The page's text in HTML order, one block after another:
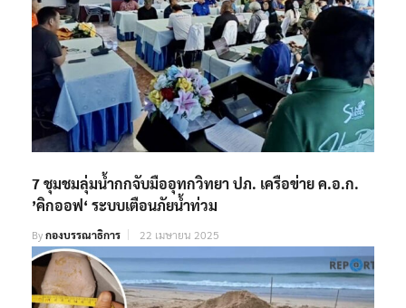
7 ชุมชมลุ่มน้ำกกจับมืออุทกวิทยา ปภ. เครือข่าย ค.อ.ก.
’คิกออฟ‘ ระบบเตือนภัยน้ำท่วม
Byกองบรรณาธิการ 22 เมษายน 2025